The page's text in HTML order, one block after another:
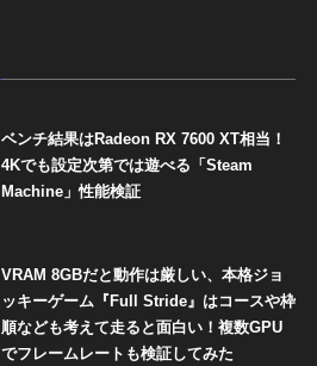
ベンチ結果はRadeon RX 7600 XT相当！
4Kでも設定次第では遊べる「Steam
Machine」性能検証
VRAM 8GBだと動作は厳しい、本格ジョ
ッキーゲーム『Full Stride』はコースや枠
順なども考えて走ると面白い！複数GPU
でフレームレートも検証してみた